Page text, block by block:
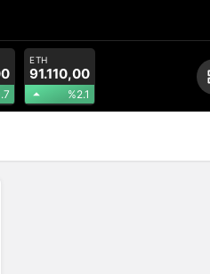
ETH
91.110,00
%2.1